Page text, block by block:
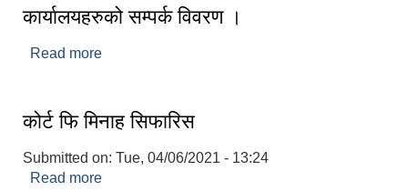
कार्यालयहरुको सम्पर्क विवरण ।
Read more
कोर्ट फि मिनाह सिफारिस
Submitted on: Tue, 04/06/2021 - 13:24
Read more